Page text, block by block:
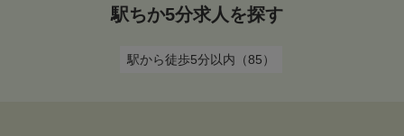
駅ちか5分求人を探す
駅から徒歩5分以内（85）